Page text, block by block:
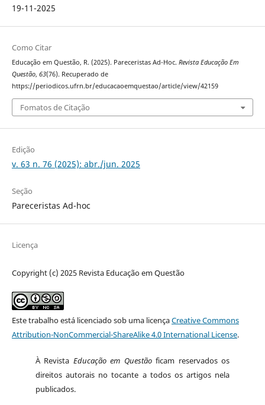
19-11-2025
Como Citar
Educação em Questão, R. (2025). Pareceristas Ad-Hoc. Revista Educação Em
Questão, 63(76). Recuperado de
https://periodicos.ufrn.br/educacaoemquestao/article/view/42159
Fomatos de Citação
Edição
v. 63 n. 76 (2025): abr./jun. 2025
Seção
Pareceristas Ad-hoc
Licença
Copyright (c) 2025 Revista Educação em Questão
Este trabalho está licenciado sob uma licençaCreative Commons
Attribution-NonCommercial-ShareAlike 4.0 International License.
À Revista Educação em Questãoficam reservados os
direitos autorais no tocante a todos os artigos nela
publicados.